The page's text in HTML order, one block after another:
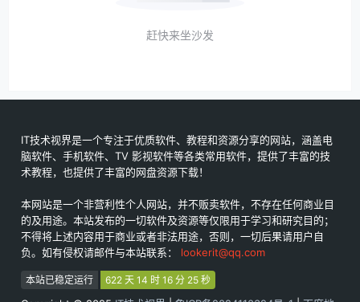
赶快来坐沙发
IT技术视界是一个专注于优质软件、教程和资源分享的网站，涵盖电
脑软件、手机软件、TV 影视软件等各类常用软件，提供了丰富的技
术教程，也提供了丰富的网盘资源下载！
本网站是一个非营利性个人网站，并不贩卖软件，不存在任何商业目
的及用途。本站发布的一切软件及资源等仅限用于学习和研究目的；
不得将上述内容用于商业或者非法用途，否则，一切后果请用户自
负。如有侵权请邮件与本站联系： lookerit@qq.com
本站已稳定运行 622 天 14 时 16 分 25 秒